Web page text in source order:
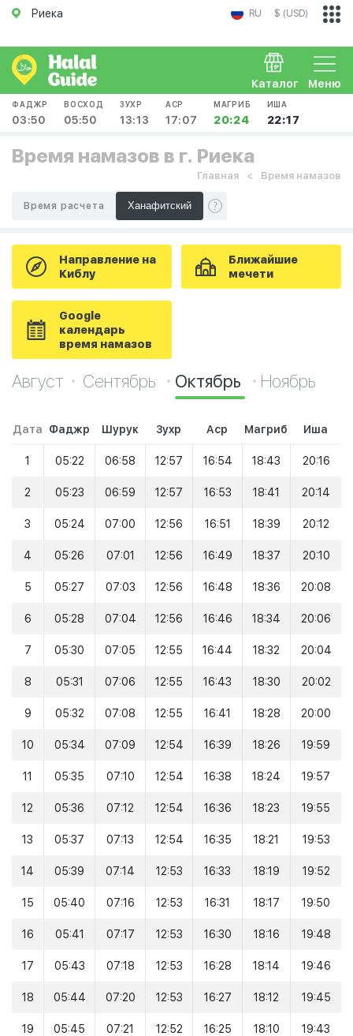
Риека RU $ (USD)
Меню
Каталог
ФАДЖР
03:50
ВОСХОД
05:50
ЗУХР
13:13
АСР
17:07
МАГРИБ
20:24
ИША
22:17
Время намазов в г. Риека
Главная Время намазов
Время расчета
Направление на
Киблу
Ближайшие
мечети
Google
календарь
время намазов
Август Сентябрь Октябрь Ноябрь
Дата Фаджр Шурук Зухр Аср Магриб Иша
1 05:22 06:58 12:57 16:54 18:43 20:16
2 05:23 06:59 12:57 16:53 18:41 20:14
3 05:24 07:00 12:56 16:51 18:39 20:12
4 05:26 07:01 12:56 16:49 18:37 20:10
5 05:27 07:03 12:56 16:48 18:36 20:08
6 05:28 07:04 12:56 16:46 18:34 20:06
7 05:30 07:05 12:55 16:44 18:32 20:04
8 05:31 07:06 12:55 16:43 18:30 20:02
9 05:32 07:08 12:55 16:41 18:28 20:00
10 05:34 07:09 12:54 16:39 18:26 19:59
11 05:35 07:10 12:54 16:38 18:24 19:57
12 05:36 07:12 12:54 16:36 18:23 19:55
13 05:37 07:13 12:54 16:35 18:21 19:53
14 05:39 07:14 12:53 16:33 18:19 19:52
15 05:40 07:16 12:53 16:31 18:17 19:50
16 05:41 07:17 12:53 16:30 18:16 19:48
17 05:43 07:18 12:53 16:28 18:14 19:46
18 05:44 07:20 12:53 16:27 18:12 19:45
19 05:45 07:21 12:52 16:25 18:10 19:43